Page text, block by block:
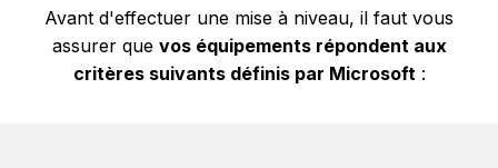
Avant d'effectuer une mise à niveau, il faut vous
assurer que vos équipements répondent aux
critères suivants définis par Microsoft: